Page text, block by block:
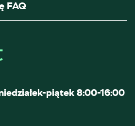
FAQ
piątek 8:00-16:00